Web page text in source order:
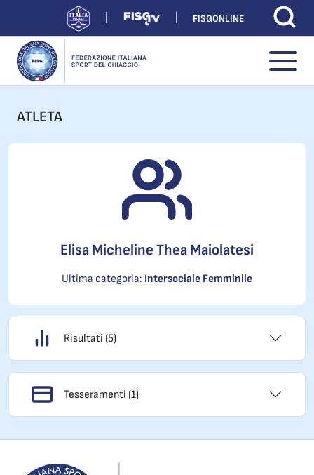
FISGONLINE
ATLETA
Elisa Micheline Thea Maiolatesi
Ultima categoria: Intersociale Femminile
Risultati (5)
Tesseramenti (1)